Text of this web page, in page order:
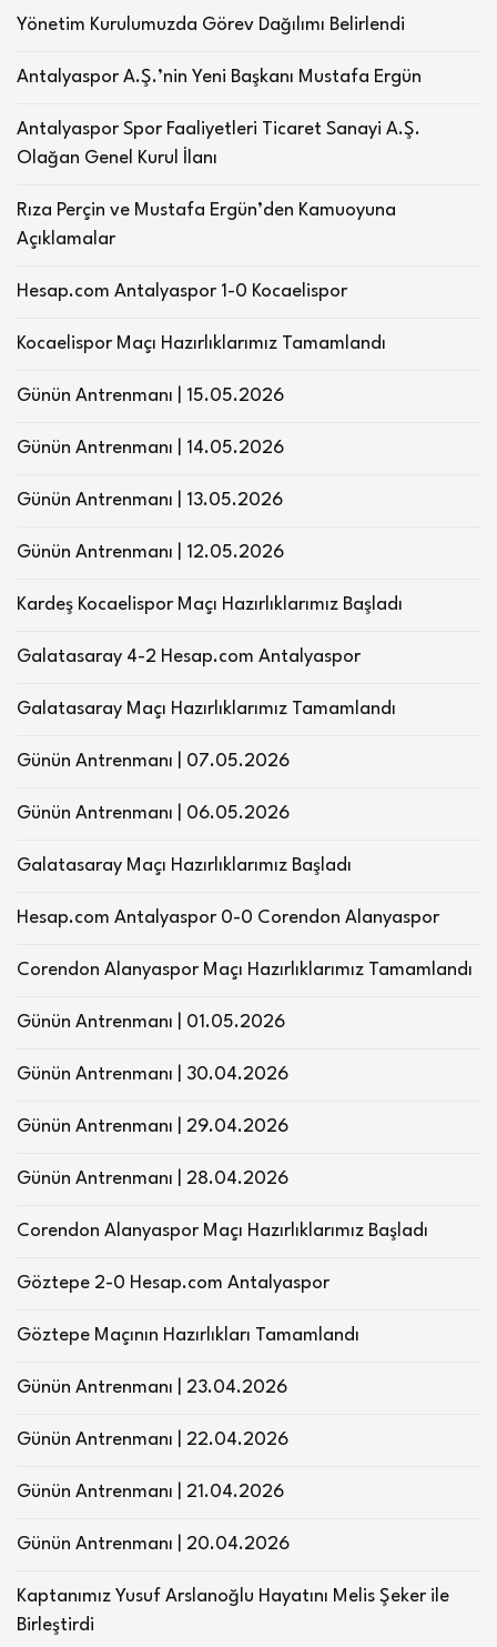
Yönetim Kurulumuzda Görev Dağılımı Belirlendi
Antalyaspor A.Ş.’nin Yeni Başkanı Mustafa Ergün
Antalyaspor Spor Faaliyetleri Ticaret Sanayi A.Ş.
Olağan Genel Kurul İlanı
Rıza Perçin ve Mustafa Ergün’den Kamuoyuna
Açıklamalar
Hesap.com Antalyaspor 1-0 Kocaelispor
Kocaelispor Maçı Hazırlıklarımız Tamamlandı
Günün Antrenmanı | 15.05.2026
Günün Antrenmanı | 14.05.2026
Günün Antrenmanı | 13.05.2026
Günün Antrenmanı | 12.05.2026
Kardeş Kocaelispor Maçı Hazırlıklarımız Başladı
Galatasaray 4-2 Hesap.com Antalyaspor
Galatasaray Maçı Hazırlıklarımız Tamamlandı
Günün Antrenmanı | 07.05.2026
Günün Antrenmanı | 06.05.2026
Galatasaray Maçı Hazırlıklarımız Başladı
Hesap.com Antalyaspor 0-0 Corendon Alanyaspor
Corendon Alanyaspor Maçı Hazırlıklarımız Tamamlandı
Günün Antrenmanı | 01.05.2026
Günün Antrenmanı | 30.04.2026
Günün Antrenmanı | 29.04.2026
Günün Antrenmanı | 28.04.2026
Corendon Alanyaspor Maçı Hazırlıklarımız Başladı
Göztepe 2-0 Hesap.com Antalyaspor
Göztepe Maçının Hazırlıkları Tamamlandı
Günün Antrenmanı | 23.04.2026
Günün Antrenmanı | 22.04.2026
Günün Antrenmanı | 21.04.2026
Günün Antrenmanı | 20.04.2026
Kaptanımız Yusuf Arslanoğlu Hayatını Melis Şeker ile
Birleştirdi